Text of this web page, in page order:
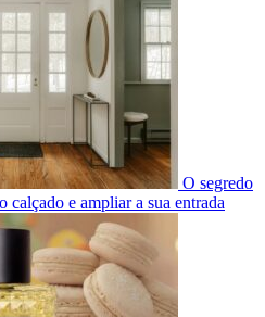
O segredo
calçado e ampliar a sua entrada